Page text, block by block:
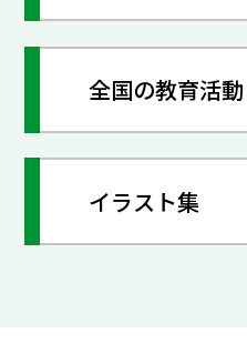
全国の教育活動
イラスト集